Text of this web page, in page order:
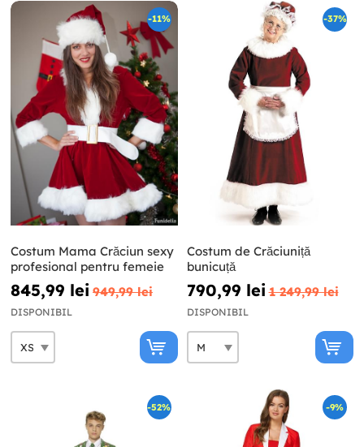
-11%
Costum Mama Crăciun sexy
profesional pentru femeie
845,99 lei 949,99 lei
DISPONIBIL
-37%
Costum de Crăciuniță
bunicuță
790,99 lei 1 249,99 lei
DISPONIBIL
-52% -9%